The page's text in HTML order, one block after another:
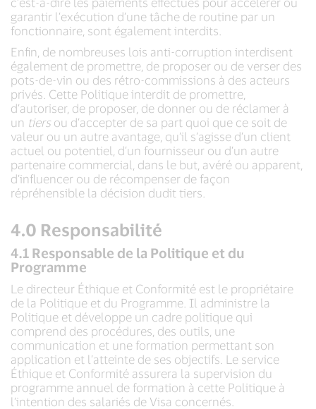
garantir l’exécution d’une tâche de routine par un
fonctionnaire, sont également interdits.
Enfin, de nombreuses lois anti-corruption interdisent
également de promettre, de proposer ou de verser des
pots-de-vin ou des rétro-commissions à des acteurs
privés. Cette Politique interdit de promettre,
d’autoriser, de proposer, de donner ou de réclamer à
un tiers ou d’accepter de sa part quoi que ce soit de
valeur ou un autre avantage, qu’il s’agisse d’un client
actuel ou potentiel, d’un fournisseur ou d’un autre
partenaire commercial, dans le but, avéré ou apparent,
d’influencer ou de récompenser de façon
répréhensible la décision dudit tiers.
4.0 Responsabilité
4.1 Responsable de la Politique et du
Programme
Le directeur Éthique et Conformité est le propriétaire
de la Politique et du Programme. Il administre la
Politique et développe un cadre politique qui
comprend des procédures, des outils, une
communication et une formation permettant son
application et l’atteinte de ses objectifs. Le service
Éthique et Conformité assurera la supervision du
programme annuel de formation à cette Politique à
l’intention des salariés de Visa concernés.